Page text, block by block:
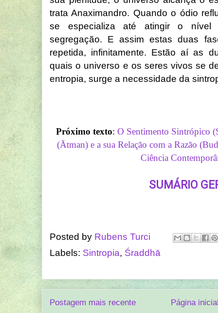
trata Anaximandro. Quando o ódio
se especializa até atingir o nível
segregação. E assim estas duas
repetida, infinitamente. Estão aí as
quais o universo e os seres vivos se
entropia, surge a necessidade da
Próximo texto:O Sentimento Sintrópico
(Ātman) e a sua Relação com a Razão
Ciência
SUMÁRIO
Posted by Rubens Turci
Labels: Sintropia, Śraddhā
Postagem mais recente Página